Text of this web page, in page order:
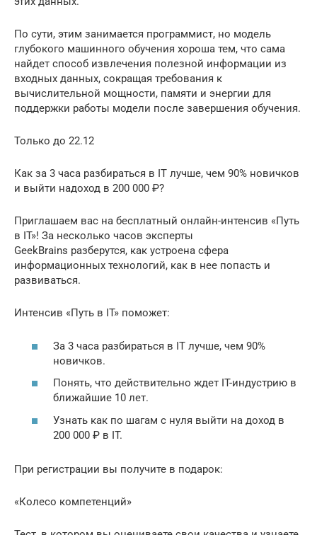
По сути, этим занимается программист, но модель
глубокого машинного обучения хороша тем, что сама
найдет способ извлечения полезной информации из
входных данных, сокращая требования к
вычислительной мощности, памяти и энергии для
поддержки работы модели после завершения обучения.
Только до 22.12
Как за 3 часа разбираться в IT лучше, чем 90% новичков
и выйти надоход в 200 000 ₽?
Приглашаем вас на бесплатный онлайн-интенсив «Путь
в IT»! За несколько часов эксперты
GeekBrains разберутся, как устроена сфера
информационных технологий, как в нее попасть и
развиваться.
Интенсив «Путь в IT» поможет:
За 3 часа разбираться в IT лучше, чем 90%
новичков.
Понять, что действительно ждет IT-индустрию в
ближайшие 10 лет.
Узнать как по шагам c нуля выйти на доход в
200 000 ₽ в IT.
При регистрации вы получите в подарок:
«Колесо компетенций»